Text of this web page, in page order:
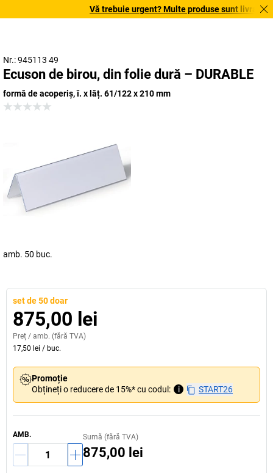
Vă trebuie urgent? Multe produse sunt livrate
Nr.: 945113 49
Ecuson de birou, din folie dură – DURABLE
formă de acoperiș, î. x lăț. 61/122 x 210 mm
amb. 50 buc.
set de 50 doar
875,00 lei
Preț / amb. (fără TVA)
17,50 lei / buc.
Promoție
Obțineți o reducere de 15%* cu codul:
i START26
AMB. Sumă (fără TVA)
875,00 lei